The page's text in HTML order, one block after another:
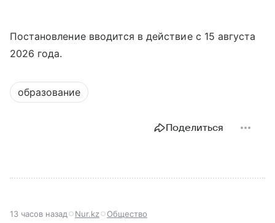
Постановление вводится в действие с 15 августа
2026 года.
образование
Поделиться
13 часов назад Nur.kz Общество